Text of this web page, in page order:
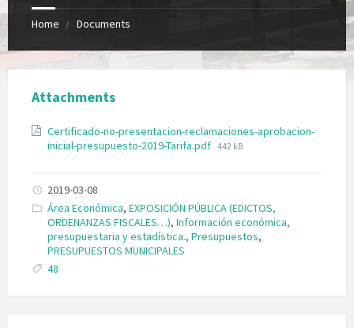
Home Documents
Attachments
Certificado-no-presentacion-reclamaciones-aprobacion-
inicial-presupuesto-2019-Tarifa.pdf 442 kB
2019-03-08
Categories:
Área Económica, EXPOSICIÓN PÚBLICA (EDICTOS,
ORDENANZAS FISCALES…), Información económica,
presupuestaria y estadística., Presupuestos,
PRESUPUESTOS MUNICIPALES
Tags:
48